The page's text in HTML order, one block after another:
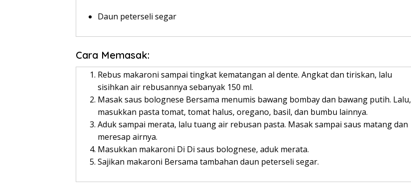
Daun peterseli segar
Cara Memasak:
Rebus makaroni sampai tingkat kematangan al dente. Angkat dan tiriskan, lalu
sisihkan air rebusannya sebanyak 150 ml.
Masak saus bolognese Bersama menumis bawang bombay dan bawang putih. Lalu,
masukkan pasta tomat, tomat halus, oregano, basil, dan bumbu lainnya.
Aduk sampai merata, lalu tuang air rebusan pasta. Masak sampai saus matang dan
meresap airnya.
Masukkan makaroni Di Di saus bolognese, aduk merata.
Sajikan makaroni Bersama tambahan daun peterseli segar.